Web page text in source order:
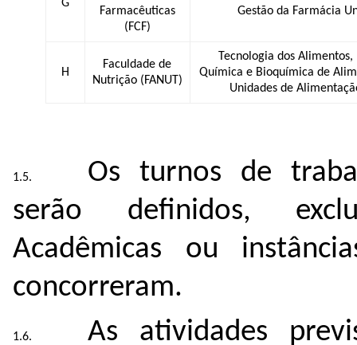
G
Farmacêuticas
(FCF)
Gestão da Farmácia
H
Faculdade de
Nutrição (FANUT)
Tecnologia dos
Química e Bioquímica de
Unidades de
Os turnos de
serão definidos,
Acadêmicas ou
concorreram.
As atividades